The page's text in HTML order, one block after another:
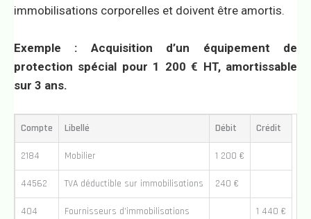
immobilisations corporelles et doivent être amortis.
Exemple : Acquisition d’un équipement de
protection spécial pour 1 200 € HT, amortissable
sur 3 ans.
Compte Libellé Débit Crédit
2184 Mobilier 1 200 €
44562 TVA déductible sur immobilisations 240 €
404 Fournisseurs d’immobilisations 1 440 €